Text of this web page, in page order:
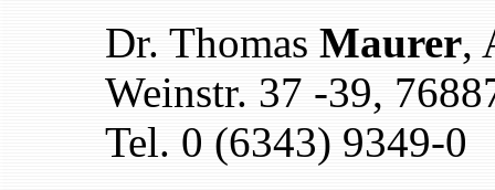
Dr. Thomas Maurer,
Weinstr. 37 -39,
Tel. 0 (6343) 9349-0